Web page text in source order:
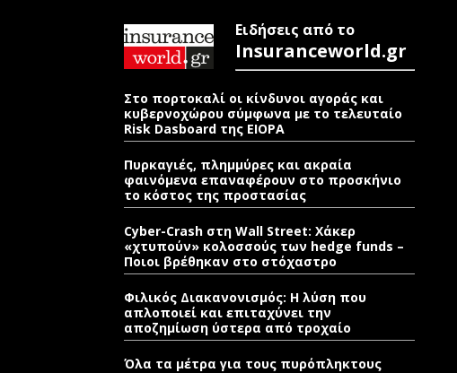
Ειδήσεις από το
Insuranceworld.gr
Στο πορτοκαλί οι κίνδυνοι αγοράς και
κυβερνοχώρου σύμφωνα με το τελευταίο
Risk Dasboard της EIOPA
Πυρκαγιές, πλημμύρες και ακραία
φαινόμενα επαναφέρουν στο προσκήνιο
το κόστος της προστασίας
Cyber-Crash στη Wall Street: Χάκερ
«χτυπούν» κολοσσούς των hedge funds –
Ποιοι βρέθηκαν στο στόχαστρο
Φιλικός Διακανονισμός: Η λύση που
απλοποιεί και επιταχύνει την
αποζημίωση ύστερα από τροχαίο
Όλα τα μέτρα για τους πυρόπληκτους